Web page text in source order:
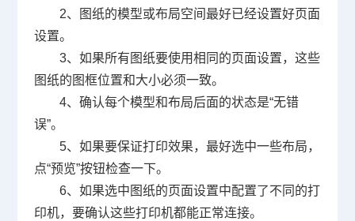
2、图纸的模型或布局空间最好已经设置好页面
设置。
3、如果所有图纸要使用相同的页面设置，这些
图纸的图框位置和大小必须一致。
4、确认每个模型和布局后面的状态是“无错
误”。
5、如果要保证打印效果，最好选中一些布局，
点“预览”按钮检查一下。
6、如果选中图纸的页面设置中配置了不同的打
印机，要确认这些打印机都能正常连接。